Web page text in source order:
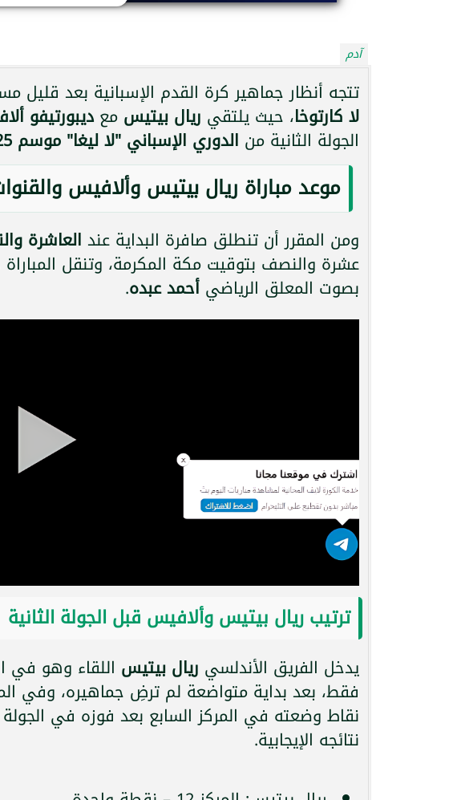
آدم
تتجه أنظار جماهير كرة القدم الإسبانية بعد قليل
لا كارتوخا، حيث يلتقي ريال بيتيس مع ديبورتيفو
الجولة الثانية من الدوري الإسباني "لا ليغا" موسم 2025-2026
موعد مباراة ريال بيتيس وألافيس
ومن المقرر أن تنطلق صافرة البداية عند العاشرة
عشرة والنصف بتوقيت مكة المكرمة، وتنقل المباراة
بصوت المعلق الرياضي أحمد عبده.
ترتيب ريال بيتيس وألافيس قبل الجولة الثانية
يدخل الفريق الأندلسي ريال بيتيس اللقاء وهو في
فقط، بعد بداية متواضعة لم ترضِ جماهيره، وفي
نقاط وضعته في المركز السابع بعد فوزه في
نتائجه الإيجابية.